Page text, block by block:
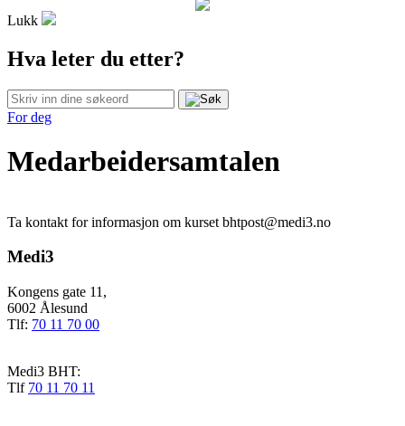
Lukk
Hva leter du etter?
For deg
Medarbeidersamtalen
Ta kontakt for informasjon om kurset bhtpost@medi3.no
Medi3
Kongens gate 11,
6002 Ålesund
Tlf: 70 11 70 00
Medi3 BHT:
Tlf 70 11 70 11